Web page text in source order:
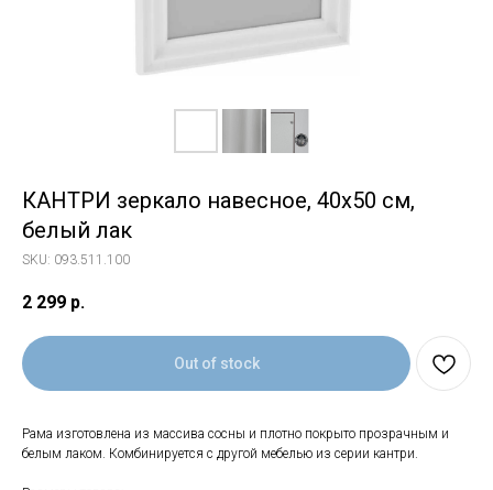
КАНТРИ зеркало навесное, 40х50 см,
белый лак
SKU: 093.511.100
2 299 р.
Out of stock
Рама изготовлена из массива сосны и плотно покрыто прозрачным и
белым лаком. Комбинируется с другой мебелью из серии кантри.